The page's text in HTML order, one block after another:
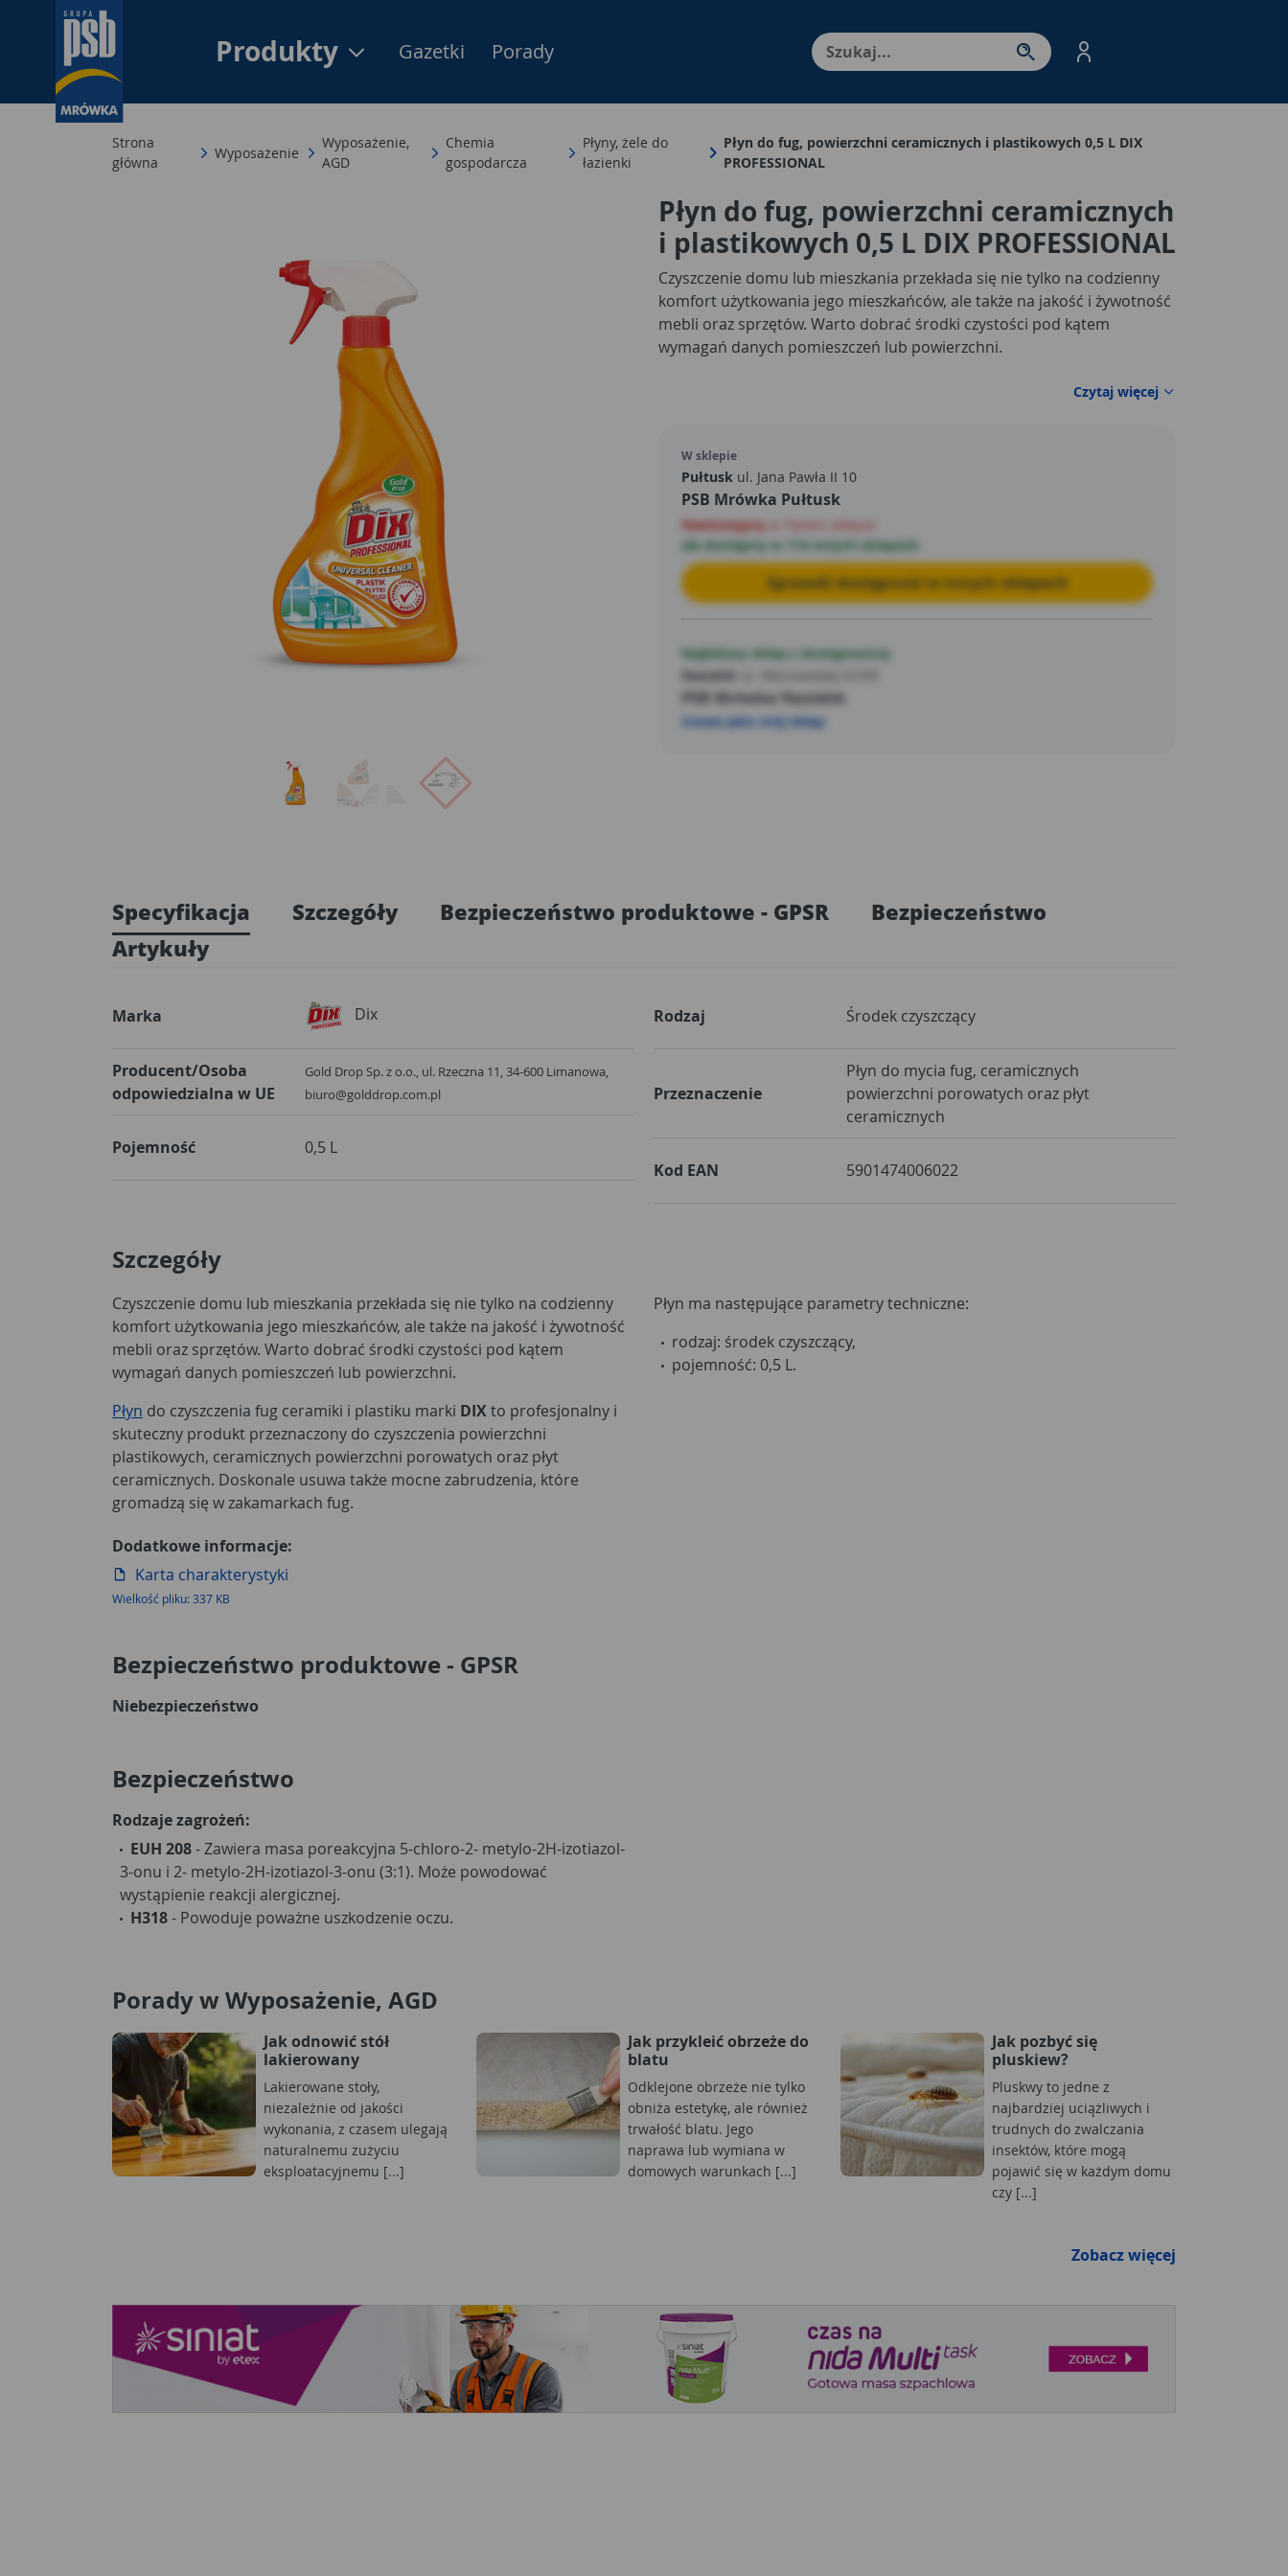
Produkty Menu Produktów, nawigacja: Enter - przejdź do strony produktów. Spacja – otwórz/
Gazetki Porady
Strona
główna
Wyposażenie
Wyposażenie,
AGD
Chemia
gospodarcza
Płyny, żele do
łazienki
Płyn do fug, powierzchni ceramicznych i plastikowych 0,5 L DIX
PROFESSIONAL
Płyn do fug, powierzchni ceramicznych
i plastikowych 0,5 L DIX PROFESSIONAL
Czyszczenie domu lub mieszkania przekłada się nie tylko na codzienny
komfort użytkowania jego mieszkańców, ale także na jakość i żywotność
mebli oraz sprzętów. Warto dobrać środki czystości pod kątem
wymagań danych pomieszczeń lub powierzchni.
Czytaj więcej
W sklepie
Pułtusk ul. Jana Pawła II 10
PSB Mrówka Pułtusk
Niedostępny w Twoim sklepie
ale dostępny w 174 innych sklepach
Sprawdź dostępność w innych sklepach
Najbliższy sklep z dostępnością
Nasielsk
PSB Mrówka Nasielsk
Ustaw jako mój sklep
Specyfikacja Szczegóły Bezpieczeństwo produktowe - GPSR
Bezpieczeństwo
Artykuły
Marka Dix
Producent/Osoba
odpowiedzialna w UE
Gold Drop Sp. z o.o., ul. Rzeczna 11, 34-600 Limanowa,
biuro@golddrop.com.pl
Pojemność 0,5 L
Rodzaj Środek czyszczący
Przeznaczenie
Płyn do mycia fug, ceramicznych
powierzchni porowatych oraz płyt
ceramicznych
Kod EAN 5901474006022
Szczegóły
Czyszczenie domu lub mieszkania przekłada się nie tylko na codzienny
komfort użytkowania jego mieszkańców, ale także na jakość i żywotność
mebli oraz sprzętów. Warto dobrać środki czystości pod kątem
wymagań danych pomieszczeń lub powierzchni.
Płyn do czyszczenia fug ceramiki i plastiku marki DIXto profesjonalny i
skuteczny produkt przeznaczony do czyszczenia powierzchni
plastikowych, ceramicznych powierzchni porowatych oraz płyt
ceramicznych. Doskonale usuwa także mocne zabrudzenia, które
gromadzą się w zakamarkach fug.
Płyn ma następujące parametry techniczne:
rodzaj: środek czyszczący,
pojemność: 0,5 L.
Dodatkowe informacje:
Karta charakterystyki
Wielkość pliku: 337 KB
Bezpieczeństwo produktowe - GPSR
Niebezpieczeństwo
Bezpieczeństwo
Rodzaje zagrożeń:
EUH 208- Zawiera masa poreakcyjna 5-chloro-2- metylo-2H-izotiazol-
3-onu i 2- metylo-2H-izotiazol-3-onu (3:1). Może powodować
wystąpienie reakcji alergicznej.
H318- Powoduje poważne uszkodzenie oczu.
Porady w Wyposażenie, AGD
Jak odnowić stół
lakierowany
Lakierowane stoły,
niezależnie od jakości
wykonania, z czasem ulegają
naturalnemu zużyciu
eksploatacyjnemu [...]
Jak przykleić obrzeże do
blatu
Odklejone obrzeże nie tylko
obniża estetykę, ale również
trwałość blatu. Jego
naprawa lub wymiana w
domowych warunkach [...]
Jak pozbyć się
pluskiew?
Pluskwy to jedne z
najbardziej uciążliwych i
trudnych do zwalczania
insektów, które mogą
pojawić się w każdym domu
czy [...]
Zobacz więcej